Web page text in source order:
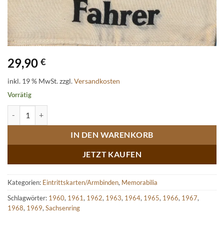
29,90 €
inkl. 19 % MwSt.zzgl.Versandkosten
Vorrätig
IN DEN WARENKORB
JETZT KAUFEN
Kategorien: Eintrittskarten/Armbinden, Memorabilia
Schlagwörter: 1960, 1961, 1962, 1963, 1964, 1965, 1966, 1967,
1968, 1969,Sachsenring